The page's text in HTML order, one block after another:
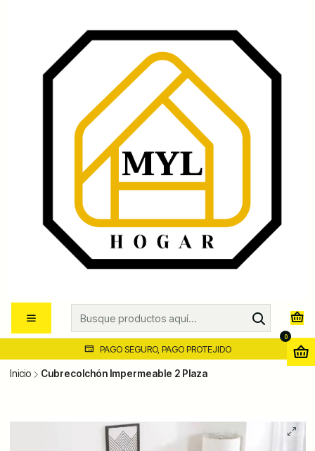
0
PAGO SEGURO, PAGO PROTEJIDO
Inicio Cubrecolchón Impermeable 2 Plaza